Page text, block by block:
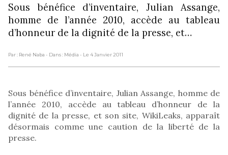
Sous bénéfice d’inventaire, Julian Assange,
homme de l’année 2010, accède au tableau
d’honneur de la dignité de la presse, et…
Par : René Naba - Dans : Média - Le 4 Janvier 2011
Sous bénéfice d’inventaire, Julian Assange, homme de
l’année 2010, accède au tableau d’honneur de la
dignité de la presse, et son site, WikiLeaks, apparaît
désormais comme une caution de la liberté de la
presse.